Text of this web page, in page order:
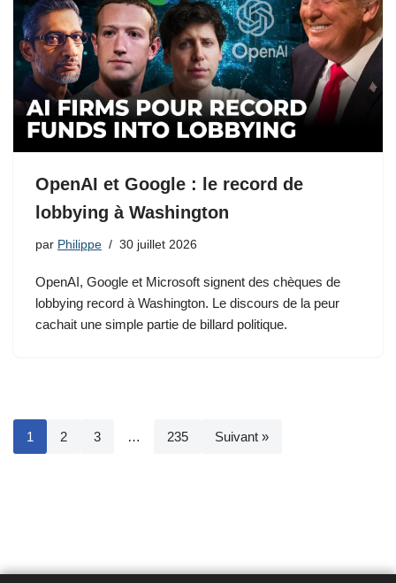
OpenAI et Google : le record de
lobbying à Washington
par Philippe 30 juillet 2026
OpenAI, Google et Microsoft signent des chèques de
lobbying record à Washington. Le discours de la peur
cachait une simple partie de billard politique.
1 2 3 … 235 Suivant »